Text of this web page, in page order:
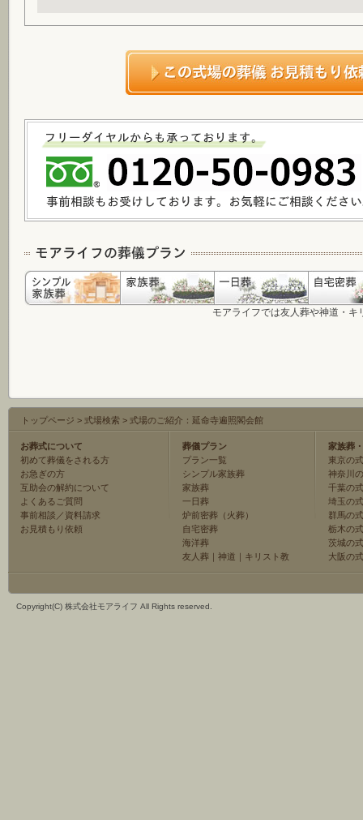
モアライフでは友人葬や神道・
トップページ > 式場検索 > 式場のご紹介：延命寺遍照閣会館
お葬式について
初めて葬儀をされる方
お急ぎの方
互助会の解約について
よくあるご質問
事前相談／資料請求
お見積もり依頼
葬儀プラン
プラン一覧
シンプル家族葬
家族葬
一日葬
炉前密葬（火葬）
自宅密葬
海洋葬
友人葬 ｜ 神道 ｜ キリスト教
家族葬
東京の
神奈川
千葉の
埼玉の
群馬の
栃木の
茨城の
大阪の
Copyright(C) 株式会社モアライフ All Rights reserved.